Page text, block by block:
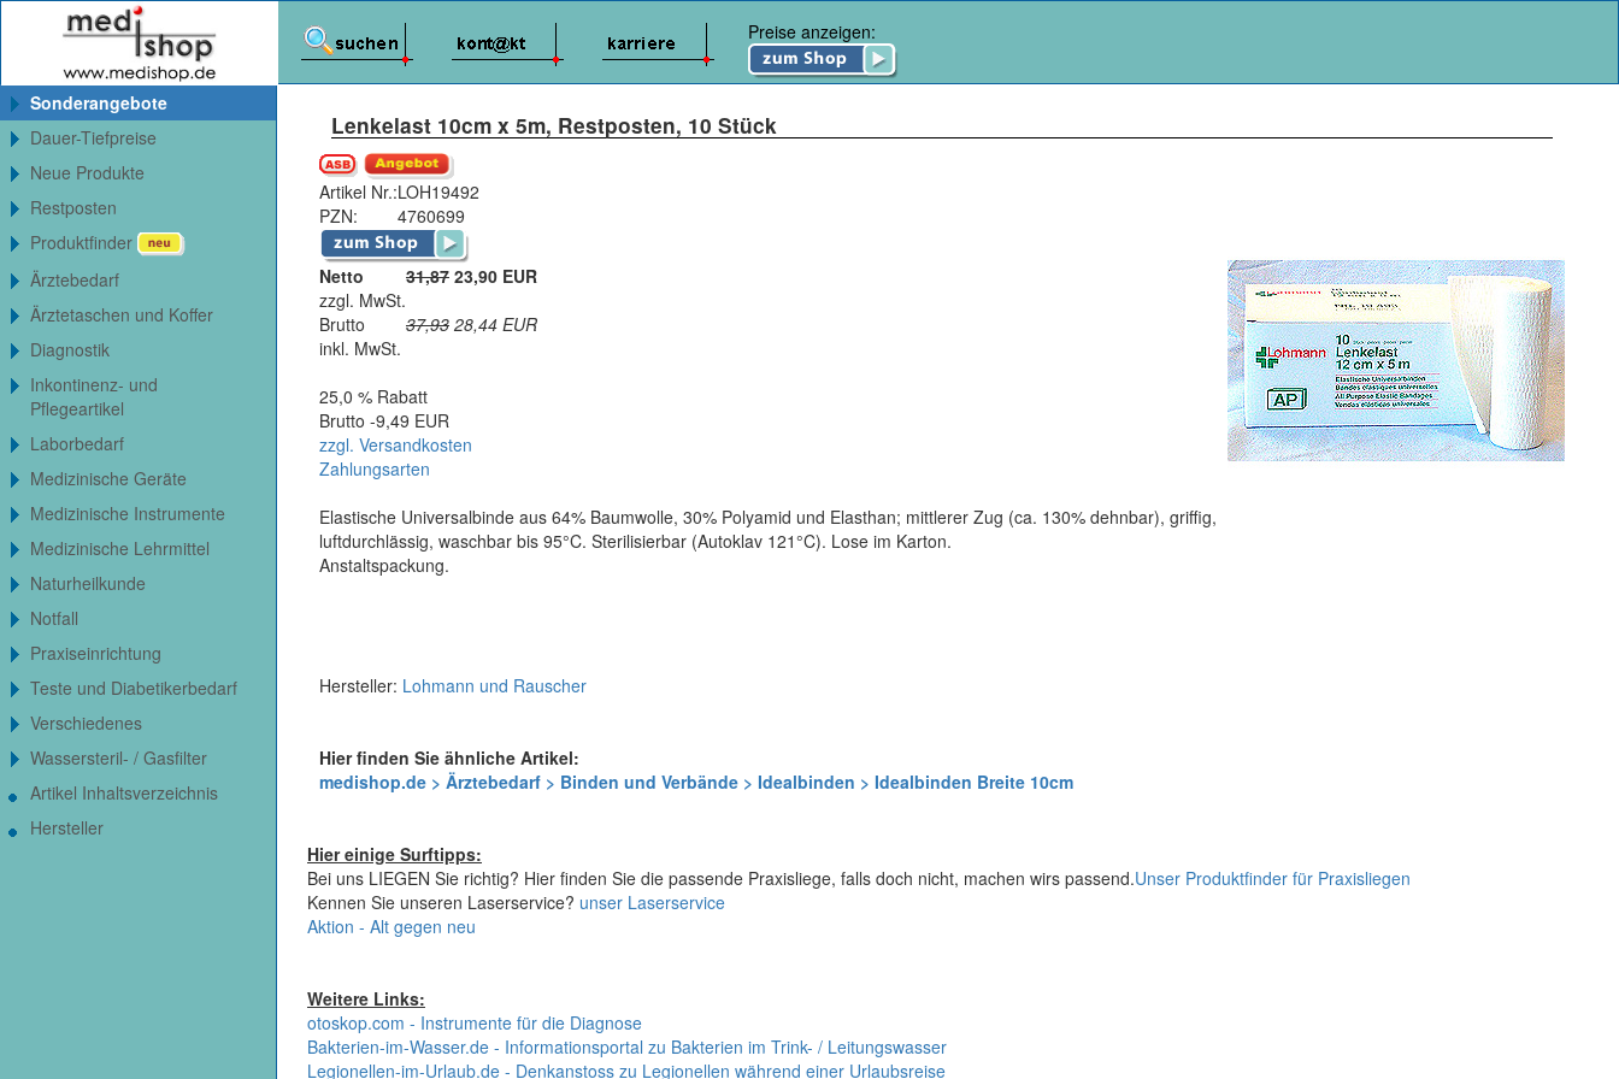
Preise anzeigen:
Lenkelast 10cm x 5m, Restposten, 10 Stück
Artikel Nr.:LOH19492
PZN:
4760699
Netto 31,87 23,90 EUR
zzgl. MwSt.
Brutto
37,93 28,44 EUR
inkl. MwSt.
25,0 % Rabatt
Brutto -9,49 EUR
zzgl. Versandkosten
Zahlungsarten
Elastische Universalbinde aus 64% Baumwolle, 30% Polyamid und Elasthan; mittlerer Zug (ca. 130% dehnbar), griffig,
luftdurchlässig, waschbar bis 95°C. Sterilisierbar (Autoklav 121°C). Lose im Karton.
Anstaltspackung.
Hersteller: Lohmann und Rauscher
Hier finden Sie ähnliche Artikel:
medishop.de > Ärztebedarf > Binden und Verbände > Idealbinden > Idealbinden Breite 10cm
Hier einige Surftipps:
Bei uns LIEGEN Sie richtig? Hier finden Sie die passende Praxisliege, falls doch nicht, machen wirs passend.Unser Produktfinder für Praxisliegen
Kennen Sie unseren Laserservice? unser Laserservice
Aktion - Alt gegen neu
Weitere Links:
otoskop.com - Instrumente für die Diagnose
Bakterien-im-Wasser.de - Informationsportal zu Bakterien im Trink- / Leitungswasser
Legionellen-im-Urlaub.de - Denkanstoss zu Legionellen während einer Urlaubsreise
Sonderangebote
Dauer-Tiefpreise
Neue Produkte
Restposten
Produktfinder
Ärztebedarf
Ärztetaschen und Koffer
Diagnostik
Inkontinenz- und
Pflegeartikel
Laborbedarf
Medizinische Geräte
Medizinische Instrumente
Medizinische Lehrmittel
Naturheilkunde
Notfall
Praxiseinrichtung
Teste und Diabetikerbedarf
Verschiedenes
Wassersteril- / Gasfilter
Artikel Inhaltsverzeichnis
Hersteller